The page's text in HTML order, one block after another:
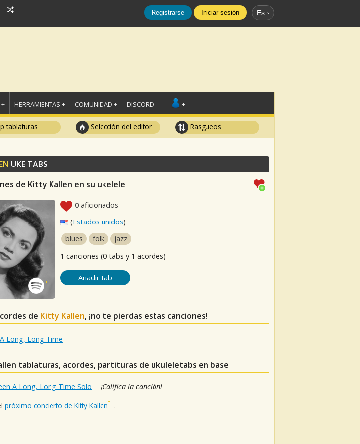
Registrarse Iniciar sesión Es
+ HERRAMIENTAS + COMUNIDAD + DISCORD +
tablaturas Selección del editor Rasgueos
UKE TABS
de Kitty Kallen en su ukelele
0 aficionados
(Estados unidos)
blues
folk
jazz
1 canciones (0 tabs y 1 acordes)
Añadir tab
de Kitty Kallen, ¡no te pierdas estas canciones!
A Long, Long Time
tablaturas, acordes, partituras de ukuleletabs en base
A Long, Long Time Solo ¡Califica la canción!
próximo concierto de Kitty Kallen .